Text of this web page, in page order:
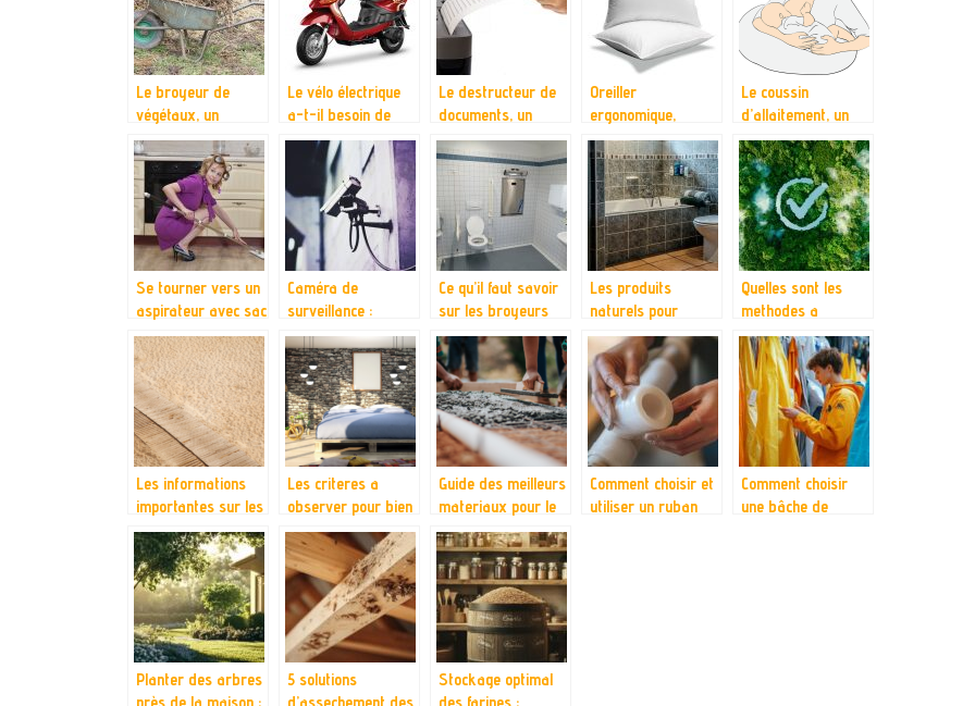
Le broyeur de
végétaux, un
appareil pour
simplifier le
ramassage de
déchets
Le vélo électrique
a-t-il besoin de
révision?
Le destructeur de
documents, un
appareil adapté
aux besoins de
détruire les
données
confidentielles
Oreiller
ergonomique,
pourquoi est ce qu’il
vous le faut?
Le coussin
d’allaitement, un
accessoire tant
nécessaire pour la
femme enceinte que
pour le nouveau né
Se tourner vers un
aspirateur avec sac
Caméra de
surveillance :
comment ça
fonctionne ?
Ce qu’il faut savoir
sur les broyeurs
sanitaires
Les produits
naturels pour
nettoyer votre
toilette
Quelles sont les
methodes a
adopter pour
assurer la
protection de
l’environnement ?
Les informations
importantes sur les
chemins en bois
Les criteres a
observer pour bien
choisir votre
matelas
Guide des meilleurs
materiaux pour le
dallage
Comment choisir et
utiliser un ruban
Comment choisir
une bâche de
Planter des arbres
5 solutions
Stockage optimal